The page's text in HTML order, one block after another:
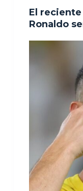
El
Ronaldo